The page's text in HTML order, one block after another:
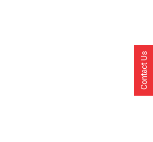
Contact Us